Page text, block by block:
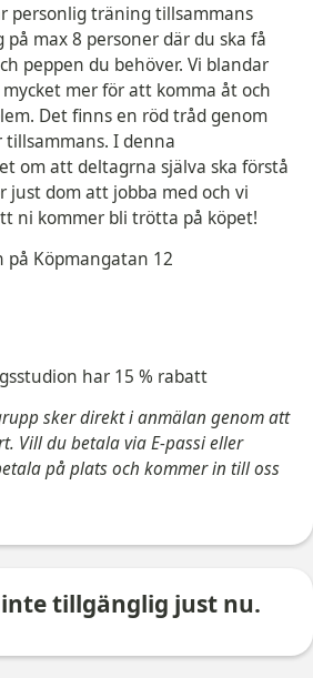
personlig träning tillsammans
max 8 personer där du ska få
peppen du behöver. Vi blandar
mer för att komma åt och
Det finns en röd tråd genom
I denna
om att deltagrna själva ska förstå
just dom att jobba med och vi
ni kommer bli trötta på köpet!
på Köpmangatan 12
har 15 % rabatt
sker direkt i anmälan genom att
Vill du betala via E-passi eller
på plats och kommer in till oss
tillgänglig just nu.